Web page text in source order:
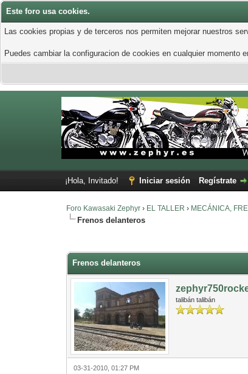
Este foro usa cookies.
Las cookies propias y de terceros nos permiten mejorar nuestros
Puedes cambiar la configuracion de cookies en cualquier momento
¡Hola, Invitado! Iniciar sesión Regístrate
Foro Kawasaki Zephyr › EL TALLER › MECÁNICA,
Frenos delanteros
Frenos delanteros
talibán talibán
03-31-2010, 01:27 PM